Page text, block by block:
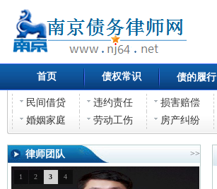
首页 债权常识 债的履行
民间借贷 违约责任 损害赔偿
婚姻家庭
劳动工伤 房产纠纷
律师团队 >>
1 2 3 4